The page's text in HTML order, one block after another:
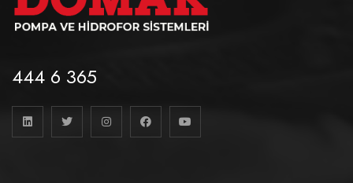
444 6 365